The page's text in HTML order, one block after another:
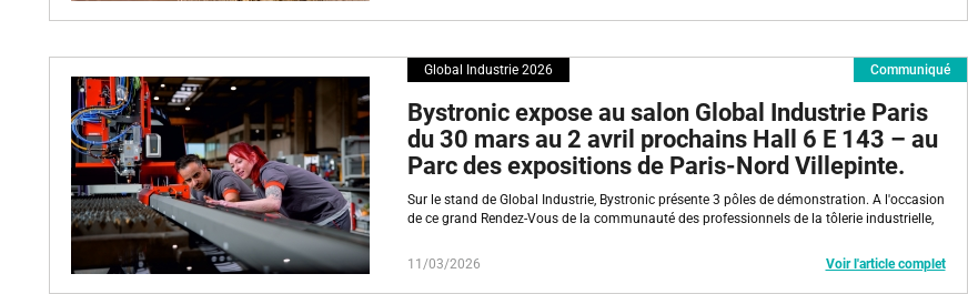
Global Industrie 2026 Communiqué
Bystronic expose au salon Global Industrie Paris
du 30 mars au 2 avril prochains Hall 6 E 143 – au
Parc des expositions de Paris-Nord Villepinte.
Sur le stand de Global Industrie, Bystronic présente 3 pôles de démonstration. A l'occasion
de ce grand Rendez-Vous de la communauté des professionnels de la tôlerie industrielle,
11/03/2026 Voir l'article complet